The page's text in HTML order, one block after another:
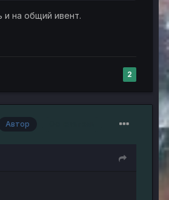
на общий ивент.
2
Автор